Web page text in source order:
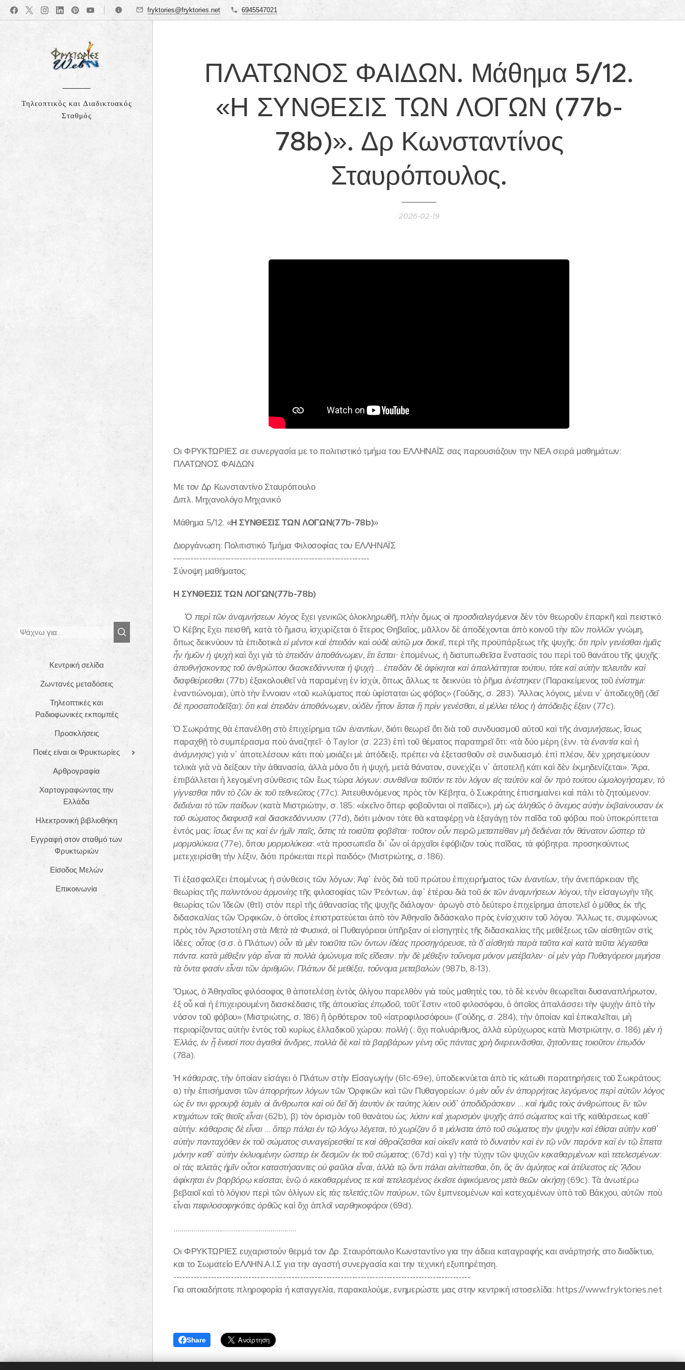
fryktories@fryktories.net 6945547021
Τηλεοπτικός και Διαδικτυακός
Σταθμός
Κεντρική σελίδα
Ζωντανές μεταδόσεις
Τηλεοπτικές και
Ραδιοφωνικές εκπομπές
Προσκλήσεις
Ποιές είναι οι Φρυκτωρίες
Αρθρογραφία
Χαρτογραφώντας την
Ελλάδα
Ηλεκτρονική βιβλιοθήκη
Εγγραφή στον σταθμό των
Φρυκτωριών
Είσοδος Μελών
Επικοινωνία
ΠΛΑΤΩΝΟΣ ΦΑΙΔΩΝ. Μάθημα 5/12.
«Η ΣΥΝΘΕΣΙΣ ΤΩΝ ΛΟΓΩΝ (77b-
78b)». Δρ Κωνσταντίνος
Σταυρόπουλος.
2026-02-19
Οι ΦΡΥΚΤΩΡΙΕΣ σε συνεργασία με το πολιτιστικό τμήμα του ΕΛΛΗΝΑΪΣ σας παρουσιάζουν την ΝΕΑ σειρά μαθημάτων:
ΠΛΑΤΩΝΟΣ ΦΑΙΔΩΝ
Με τον Δρ Κωνσταντίνο Σταυρόπουλο
Διπλ. Μηχανολόγο Μηχανικό
Μάθημα 5/12. «Η ΣΥΝΘΕΣΙΣ ΤΩΝ ΛΟΓΩΝ(77b-78b)»
Διοργάνωση: Πολιτιστικό Τμήμα Φιλοσοφίας του ΕΛΛΗΝΑΪΣ
--------------------------------------------------------------------
Σύνοψη μαθήματος:
Η ΣΥΝΘΕΣΙΣ ΤΩΝ ΛΟΓΩΝ(77b-78b)
Ὁ περὶ τῶν ἀναμνήσεων λόγος ἔχει γενικῶς ὁλοκληρωθῆ, πλὴν ὅμως οἱ προσδιαλεγόμενοι δὲν τὸν θεωροῦν ἐπαρκῆ καὶ πειστικό.
Ὁ Κέβης ἔχει πεισθῆ, κατὰ τὸ ἥμισυ, ἰσχυρίζεται ὁ ἕτερος Θηβαῖος, μᾶλλον δὲ ἀποδέχονται ἀπὸ κοινοῦ τὴν τῶν πολλῶν γνώμη,
ὅπως δεικνύουν τὰ ἐπιδοτικὰεἰ μέντοι καὶ ἐπειδάν καὶοὐδὲ αὐτῷ μοι δοκεῖ, περὶ τῆς προϋπάρξεως τῆς ψυχῆς:ὅτι πρὶν γενέσθαι ἡμᾶς
ἦν ἡμῶν ἡ ψυχὴκαὶ ὄχι γιὰ τὸ ἐπειδὰν ἀποθάνωμεν, ἔτι ἔσται· ἑπομένως, ἡ διατυπωθεῖσα ἔνστασίς του περὶ τοῦ θανάτου τῆς ψυχῆς:
ἀποθνῄσκοντος τοῦ ἀνθρώπου διασκεδάννυται ἡ ψυχὴ …ἐπειδὰν δὲ ἀφίκηται καὶ ἀπαλλάττηται τούτου, τότε καὶ αὐτὴν τελευτᾶν καὶ
διαφθείρεσθαι(77b) ἐξακολουθεῖ νὰ παραμένῃ ἐν ἰσχύι, ὅπως ἄλλως τε δεικνύει τὸ ῥῆμα ἐνέστηκεν(Παρακείμενος τοῦἐνίστημι:
ἐναντιώνομαι), ὑπὸ τὴν ἔννοιαν «τοῦ κωλύματος ποὺ ὑφίσταται ὡς φόβος» (Γούδης, σ. 283). Ἄλλοις λόγοις, μένει ν᾽ ἀποδειχθῇ (δεῖ
δὲ προσαποδεῖξαι):ὅτι καὶ ἐπειδὰν ἀποθάνωμεν, οὐδὲν ἧττον ἔσται ἢ πρὶν γενέσθαι, εἰ μέλλει τέλος ἡ ἀπόδειξις ἔξειν(77c).
Ὁ Σωκράτης θὰ ἐπανέλθῃ στὸ ἐπιχείρημα τῶν ἐναντίων, διότι θεωρεῖ ὅτι διὰ τοῦ συνδυασμοῦ αὐτοῦ καὶ τῆς ἀναμνήσεως, ἴσως
παραχθῇ τὸ συμπέρασμα ποὺ ἀναζητεῖ· ὁ Taylor (σ. 223) ἐπὶ τοῦ θέματος παρατηρεῖ ὅτι: «τὰ δύο μέρη (ἐνν. τὰἐναντίακαὶ ἡ
ἀνάμνησις) γιὰ ν᾽ ἀποτελέσουν κάτι ποὺ μοιάζει μὲ ἀπόδειξι, πρέπει νὰ ἐξετασθοῦν σὲ συνδυασμό. ἐπὶ πλέον, δὲν χρησιμεύουν
τελικὰ γιὰ νὰ δείξουν τὴν ἀθανασία, ἀλλὰ μόνο ὅτι ἡ ψυχή, μετὰ θάνατον, συνεχίζει ν᾽ ἀποτελῇ κάτι καὶ δὲν ἐκμηδενίζεται». Ἄρα,
ἐπιβάλλεται ἡ λεγομένη σύνθεσις τῶν ἕως τώραλόγων:συνθεῖναι τοῦτόν τε τὸν λόγον εἰς ταὐτὸν καὶ ὃν πρὸ τούτου ὡμολογήσαμεν,τὸ
γίγνεσθαι πᾶν τὸ ζῶν ἐκ τοῦ τεθνεῶτος(77c). Ἀπευθυνόμενος πρὸς τὸν Κέβητα, ὁ Σωκράτης ἐπισημαίνει καὶ πάλι τὸ ζητούμενον:
δεδιέναι τὸ τῶν παίδων(κατὰ Μιστριώτην, σ. 185: «ἐκεῖνο ὅπερ φοβοῦνται οἱ παῖδες»), μὴ ὡς ἀληθῶς ὁ ἄνεμος αὐτὴν ἐκβαίνουσαν ἐκ
τοῦ σώματος διαφυσᾷ καὶ διασκεδάννυσιν (77d), διότι μόνον τότε θὰ καταφέρῃ νὰ ἐξαγάγῃ τὸν παῖδα τοῦ φόβου ποὺ ὑποκρύπτεται
ἐντός μας:ἴσως ἔνι τις καὶ ἐν ἡμῖν παῖς, ὅστις τὰ τοιαῦτα φοβεῖται·τοῦτον οὖν πειρῶ μεταπείθειν μὴ δεδιέναι τὸν θάνατον ὥσπερ τὰ
μορμολύκεια(77e), ὅπου μορμολύκεια: «τὰ προσωπεῖα δι᾽ ὧν οἱ ἀρχαῖοι ἐφόβιζον τοὺς παῖδας, τὰ φόβητρα. προσηκούντως
μετεχειρίσθη τὴν λέξιν, διότι πρόκειται περὶ παιδός» (Μιστριώτης, σ. 186).
Τί ἐξασφαλίζει ἑπομένως ἡ σύνθεσις τῶν λόγων; Ἀφ᾽ ἑνὸς διὰ τοῦ πρώτου ἐπιχειρήματος τῶν ἐναντίων, τὴν ἀνεπάρκειαν τῆς
θεωρίας τῆς παλιντόνου ἁρμονίηςτῆς φιλοσοφίας τῶν Ῥεόντων, ἀφ᾽ ἑτέρου διὰ τοῦἐκ τῶν ἀναμνήσεων λόγου, τὴν εἰσαγωγὴν τῆς
θεωρίας τῶν Ἰδεῶν (θτΙ) στὸν περὶ τῆς ἀθανασίας τῆς ψυχῆς διάλογον· ἀρωγὸ στὸ δεύτερο ἐπιχείρημα ἀποτελεῖ ὁ μῦθος ἐκ τῆς
διδασκαλίας τῶν Ὀρφικῶν, ὁ ὁποῖος ἐπιστρατεύεται ἀπὸ τὸν Ἀθηναῖο διδάσκαλο πρὸς ἐνίσχυσιν τοῦ λόγου. Ἄλλως τε, συμφώνως
πρὸς τὸν Ἀριστοτέλη στὰ Μετὰ τὰ Φυσικά, οἱ Πυθαγόρειοι ὑπῆρξαν οἱ εἰσηγητὲς τῆς διδασκαλίας τῆς μεθέξεως τῶν αἰσθητῶν στὶς
ἰδέες: οὗτος(σ.σ. ὁ Πλάτων)οὖν τὰ μὲν τοιαῦτα τῶν ὄντων ἰδέας προσηγόρευσε,τὰ δ᾽αἰσθητὰ παρὰ ταῦτα καὶ κατὰ ταῦτα λέγεσθαι
πάντα. κατὰ μέθεξιν γὰρ εἶναι τὰ πολλὰ ὁμώνυμα τοῖς εἴδεσιν.τὴν δὲ μέθεξιν τοὔνομα μόνον μετέβαλεν·οἱ μὲν γὰρ Πυθαγόρειοι μιμήσει
τὰ ὄντα φασὶν εἶναι τῶν ἀριθμῶν, Πλάτων δὲ μεθέξει, τοὔνομα μεταβαλών(987b, 8-13).
Ὅμως, ὁ Ἀθηναῖος φιλόσοφος θ ἀποτελέσῃ ἐντὸς ὀλίγου παρελθὸν γιὰ τοὺς μαθητές του, τὸ δὲ κενὸν θεωρεῖται δυσαναπλήρωτον,
ἐξ οὗ καὶ ἡ ἐπιχειρουμένη διασκέδασις τῆς ἀπουσίαςἐπῳδοῦ, τοῦτ᾽ἔστιν «τοῦ φιλοσόφου, ὁ ὁποῖος ἀπαλάσσει τὴν ψυχὴν ἀπὸ τὴν
νόσον τοῦ φόβου» (Μιστριώτης, σ. 186) ἢ ὀρθότερον τοῦ «ἰατροφιλοσόφου» (Γούδης, σ. 284), τὴν ὁποίαν καὶ ἐπικαλεῖται, μὴ
περιορίζοντας αὐτὴν ἐντὸς τοῦ κυρίως ἑλλαδικοῦ χώρου: πολλὴ(: ὄχι πολυάριθμος, ἀλλὰ εὐρύχωρος κατὰ Μιστριώτην, σ. 186) μὲν ἡ
Ἑλλάς, ἐν ᾗ ἔνεισί που ἀγαθοὶ ἄνδρες, πολλὰ δὲ καὶ τὰ βαρβάρων γένη οὓς πάντας χρὴ διερευνᾶσθαι, ζητοῦντας τοιοῦτον ἐπῳδόν
(78a).
Ἡκάθαρσις, τὴν ὁποίαν εἰσάγει ὁ Πλάτων στὴν Εἰσαγωγήν (61c-69e), ὑποδεικνύεται ἀπὸ τὶς κάτωθι παρατηρήσεις τοῦ Σωκράτους:
α) τὴν ἐπισήμανσι τῶνἀπορρήτων λόγωντῶν Ὀρφικῶν καὶ τῶν Πυθαγορείων: ὁ μὲν οὖν ἐν ἀπορρήτοις λεγόμενος περὶ αὐτῶν λόγος
ὡς ἔν τινι φρουρᾷ ἐσμὲν οἱ ἄνθρωποι καὶ οὐ δεῖ δὴ ἑαυτὸν ἐκ ταύτης λύειν οὐδ᾽ἀποδιδράσκειν... καὶ ἡμᾶς τοὺς ἀνθρώπους ἓν τῶν
κτημάτων τοῖς θεοῖς εἶναι(62b), β) τὸν ὁρισμὸν τοῦ θανάτου ὡς:λύσιν καὶ χωρισμὸν ψυχῆς ἀπὸ σώματος καὶ τῆς καθάρσεως καθ᾽
αὑτήν: κάθαρσις δὲ εἶναι...ὅπερ πάλαι ἐν τῷ λόγῳ λέγεται,τὸ χωρίζειν ὅ τι μάλιστα ἀπὸ τοῦ σώματος τὴν ψυχὴν καὶ ἐθίσαι αὐτὴν καθ᾽
αὑτὴν πανταχόθεν ἐκ τοῦ σώματος συναγείρεσθαί τε καὶ ἀθροίζεσθαι καὶ οἰκεῖν κατὰ τὸ δυνατὸν καὶ ἐν τῷ νῦν παρόντι καὶ ἐν τῷ ἔπειτα
μόνην καθ᾽αὑτὴν ἐκλυομένην ὥσπερ ἐκ δεσμῶν ἐκ τοῦ σώματος; (67d) καὶ γ) τὴν τύχην τῶν ψυχῶνκεκαθαρμένωνκαὶτετελεσμένων:
οἱ τὰς τελετὰς ἡμῖν οὗτοι καταστήσαντες οὐ φαῦλοι εἶναι,ἀλλὰ τῷ ὄντι πάλαι αἰνίττεσθαι,ὅτι, ὃς ἂν ἀμύητος καὶ ἀτέλεστος εἰς ᾍδου
ἀφίκηται ἐν βορβόρῳ κείσεται, ἐνῷὁ κεκαθαρμένος τε καὶ τετελεσμένος ἐκεῖσε ἀφικόμενος μετὰ θεῶν οἰκήσῃ(69c). Τὰ ἀνωτέρω
βεβαιοῖ καὶ τὸ λόγιον περὶ τῶν ὀλίγων εἰς τὰς τελετάς,τῶν παύρων, τῶν ἐμπνεομένων καὶ κατεχομένων ὑπὸ τοῦ Βάκχου, αὐτῶν ποὺ
εἶναι πεφιλοσοφηκότες ὀρθῶςκαὶ ὄχι ἁπλοῖ ναρθηκοφόροι(69d).
……………………………………………………..
Οι ΦΡΥΚΤΩΡΙΕΣ ευχαριστούν θερμά τον Δρ. Σταυρόπουλο Κωνσταντίνο για την άδεια καταγραφής και ανάρτησής στο διαδίκτυο,
και το Σωματείο ΕΛΛΗΝ.Α.Ι.Σ για την αγαστή συνεργασία και την τεχνική εξυπηρέτηση.
-------------------------------------------------------------------------------------------------------
Για οποιαδήποτε πληροφορία ή καταγγελία, παρακαλούμε, ενημερώστε μας στην κεντρική ιστοσελίδα: https://www.fryktories.net
Share